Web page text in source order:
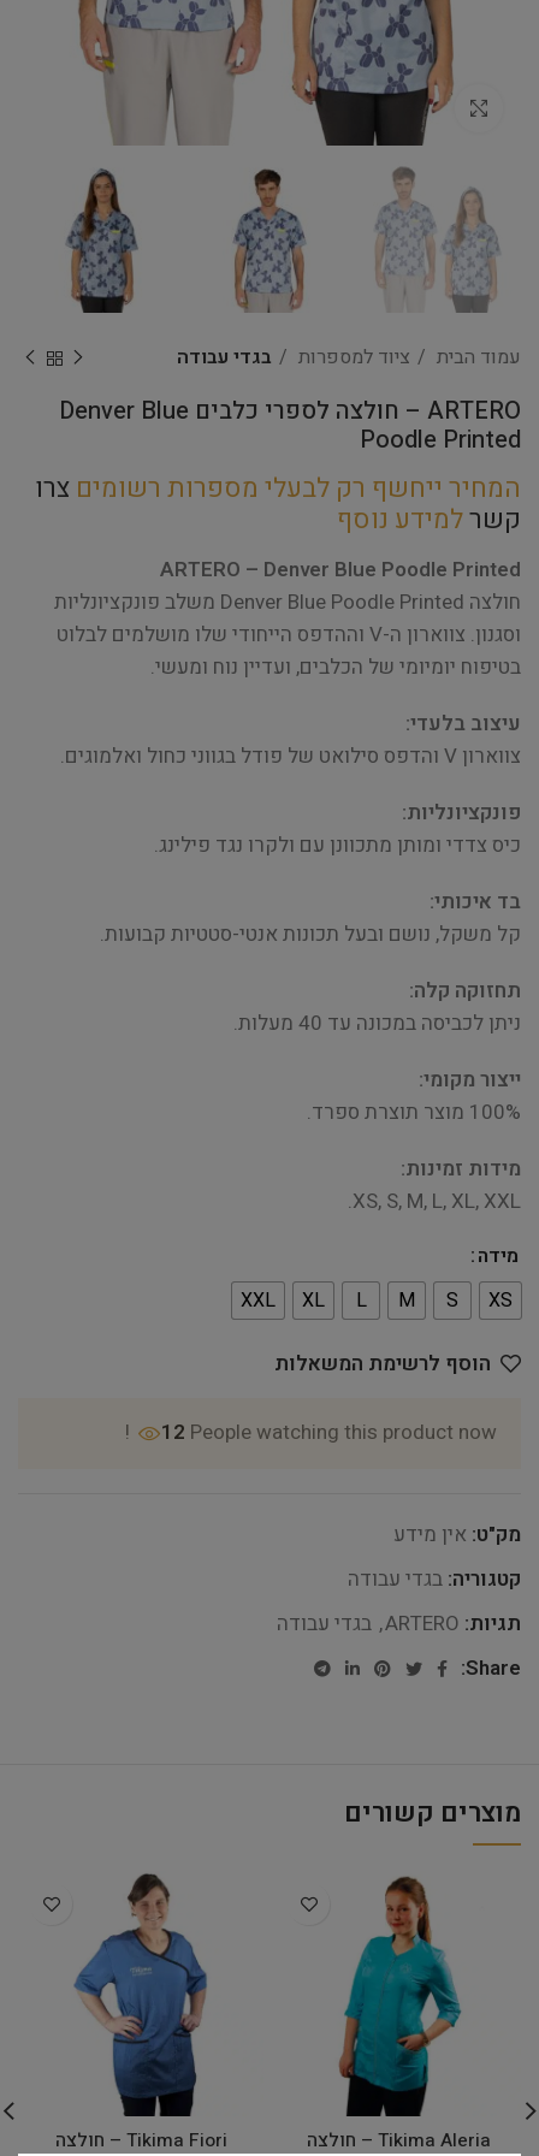
Click to enlarge
עמוד הבית ציוד למספרות בגדי עבודה
ARTERO – חולצה לספרי כלבים Denver Blue
Poodle Printed
המחיר ייחשף רק לבעלי מספרות רשומים צרו
קשרלמידע נוסף
ARTERO – Denver Blue Poodle Printed
חולצה Denver Blue Poodle Printed משלב פונקציונליות
וסגנון. צווארון ה-V וההדפס הייחודי שלו מושלמים לבלוט
בטיפוח יומיומי של הכלבים, ועדיין נוח ומעשי.
עיצוב בלעדי:
צווארון V והדפס סילואט של פודל בגווני כחול ואלמוגים.
פונקציונליות:
כיס צדדי ומותן מתכוונן עם ולקרו נגד פילינג.
בד איכותי:
קל משקל, נושם ובעל תכונות אנטי-סטטיות קבועות.
תחזוקה קלה:
ניתן לכביסה במכונה עד 40 מעלות.
ייצור מקומי:
100% מוצר תוצרת ספרד.
מידות זמינות:
XS, S, M, L, XL, XXL.
מידה
XS
S
M
L
XL
XXL
הוסף לרשימת המשאלות
12 People watching this product now!
מק"ט: אין מידע
קטגוריה: בגדי עבודה
תגיות: ARTERO
, בגדי עבודה
Share:
מוצרים קשורים
Tikima Aleria – חולצה
Tikima Fiori – חולצה